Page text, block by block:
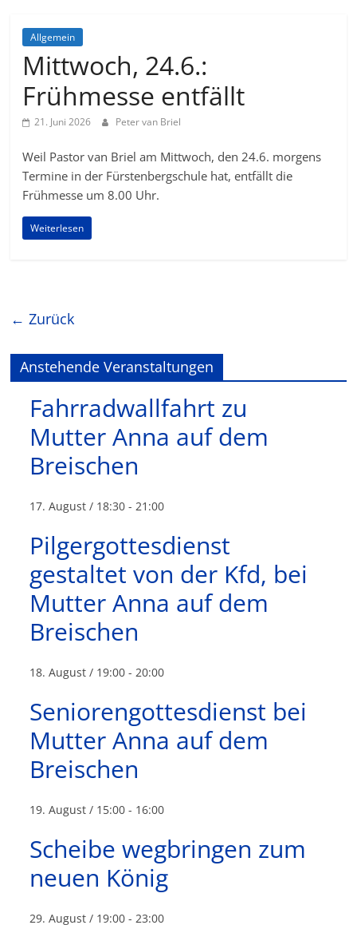
Allgemein
Mittwoch, 24.6.:
Frühmesse entfällt
21. Juni 2026 Peter van Briel
Weil Pastor van Briel am Mittwoch, den 24.6. morgens
Termine in der Fürstenbergschule hat, entfällt die
Frühmesse um 8.00 Uhr.
Weiterlesen
← Zurück
Anstehende Veranstaltungen
Fahrradwallfahrt zu
Mutter Anna auf dem
Breischen
17. August / 18:30 -21:00
Pilgergottesdienst
gestaltet von der Kfd, bei
Mutter Anna auf dem
Breischen
18. August / 19:00 -20:00
Seniorengottesdienst bei
Mutter Anna auf dem
Breischen
19. August / 15:00 - 16:00
Scheibe wegbringen zum
neuen König
29. August / 19:00 -23:00